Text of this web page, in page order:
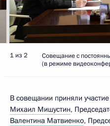
1 из 2
Совещание с
(в режиме
В совещании приняли
Михаил Мишустин,
Валентина Матвиенко,